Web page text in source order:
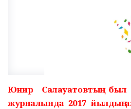
Юнир Салауатовтың
журналында 2017 йылдың